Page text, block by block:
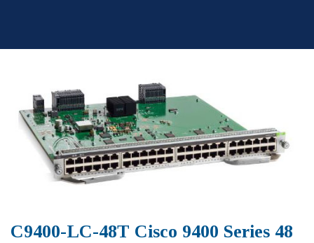
C9400-LC-48T Cisco 9400 Series 48